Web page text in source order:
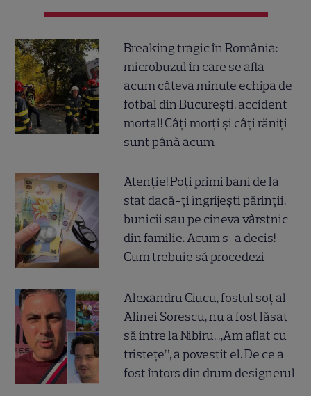
Breaking tragic în România:
microbuzul în care se afla
acum câteva minute echipa de
fotbal din București, accident
mortal! Câți morți și câți răniți
sunt până acum
Atenție! Poți primi bani de la
stat dacă-ți îngrijești părinții,
bunicii sau pe cineva vârstnic
din familie. Acum s-a decis!
Cum trebuie să procedezi
Alexandru Ciucu, fostul soț al
Alinei Sorescu, nu a fost lăsat
să intre la Nibiru. „Am aflat cu
tristețe”, a povestit el. De ce a
fost întors din drum designerul